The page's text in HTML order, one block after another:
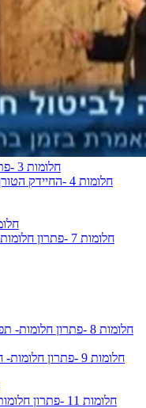
חלומות 3 -פתרון חלומות - סיפורים אישיים
חלומות 4 -החיידק הטורף - איתותים מעולמות עליונים
חלומות 6 -
חלומות 7 -פתרון
חלומות 8 -פתרון
חלומות 9 -פתרון
חלומות 11 -פתרון חלומות- בוקר , לבנה , כוכבים , כסף